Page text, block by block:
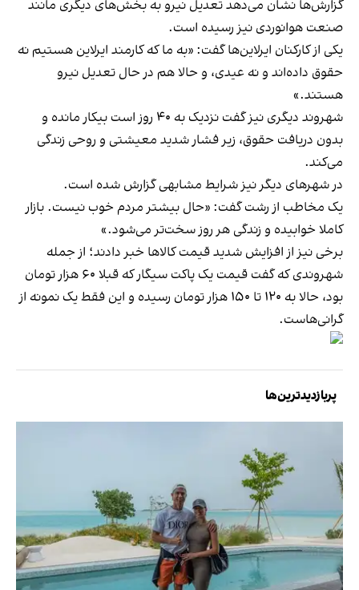
گزارش‌ها نشان می‌دهد تعدیل نیرو به بخش‌های دیگری مانند
صنعت هوانوردی نیز رسیده است.
یکی از کارکنان ایرلاین‌ها گفت: «به ما که کارمند ایرلاین هستیم نه
حقوق داده‌اند و نه عیدی، و حالا هم در حال تعدیل نیرو
هستند.»
شهروند دیگری نیز گفت نزدیک به ۴۰ روز است بیکار مانده و
بدون دریافت حقوق، زیر فشار شدید معیشتی و روحی زندگی
می‌کند.
در شهرهای دیگر نیز شرایط مشابهی گزارش شده است.
یک مخاطب از رشت گفت: «حال بیشتر مردم خوب نیست. بازار
کاملا خوابیده و زندگی هر روز سخت‌تر می‌شود.»
برخی نیز از افزایش شدید قیمت کالاها خبر دادند؛ از جمله
شهروندی که گفت قیمت یک پاکت سیگار که قبلا ۶۰ هزار تومان
بود، حالا به ۱۲۰ تا ۱۵۰ هزار تومان رسیده و این فقط یک نمونه از
گرانی‌هاست.
پربازدیدترین‌ها